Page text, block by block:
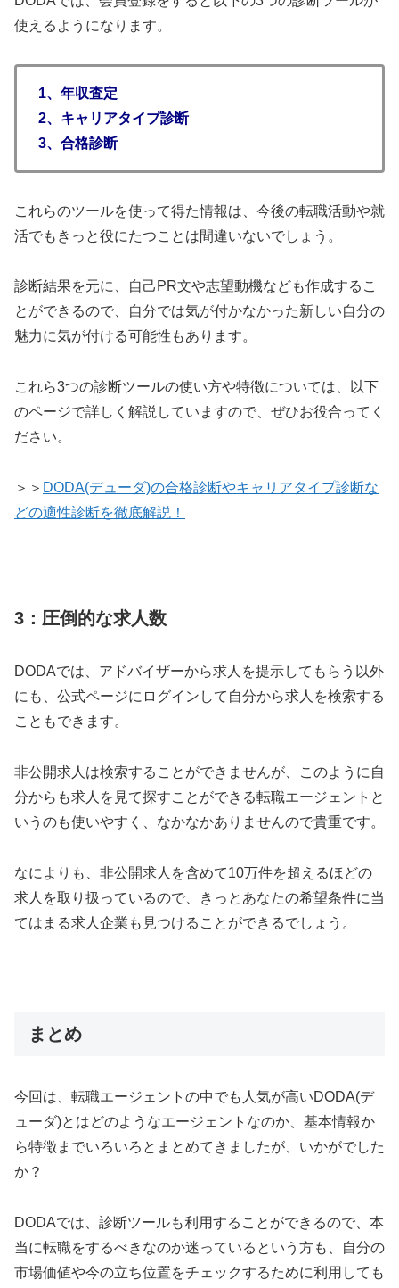
使えるようになります。
1、年収査定
2、キャリアタイプ診断
3、合格診断
これらのツールを使って得た情報は、今後の転職活動や就
活でもきっと役にたつことは間違いないでしょう。
診断結果を元に、自己PR文や志望動機なども作成するこ
とができるので、自分では気が付かなかった新しい自分の
魅力に気が付ける可能性もあります。
これら3つの診断ツールの使い方や特徴については、以下
のページで詳しく解説していますので、ぜひお役合ってく
ださい。
＞＞ DODA(デューダ)の合格診断やキャリアタイプ診断な
どの適性診断を徹底解説！
3：圧倒的な求人数
DODAでは、アドバイザーから求人を提示してもらう以外
にも、公式ページにログインして自分から求人を検索する
こともできます。
非公開求人は検索することができませんが、このように自
分からも求人を見て探すことができる転職エージェントと
いうのも使いやすく、なかなかありませんので貴重です。
なによりも、非公開求人を含めて10万件を超えるほどの
求人を取り扱っているので、きっとあなたの希望条件に当
てはまる求人企業も見つけることができるでしょう。
まとめ
今回は、転職エージェントの中でも人気が高いDODA(デ
ューダ)とはどのようなエージェントなのか、基本情報か
ら特徴までいろいろとまとめてきましたが、いかがでした
か？
DODAでは、診断ツールも利用することができるので、本
当に転職をするべきなのか迷っているという方も、自分の
市場価値や今の立ち位置をチェックするために利用しても